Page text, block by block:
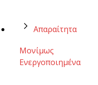
Απαραίτητα
Μονίμως
Ενεργοποιημένα